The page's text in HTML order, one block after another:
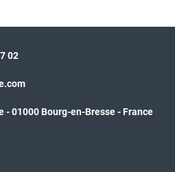
02
- 01000 Bourg-en-Bresse - France